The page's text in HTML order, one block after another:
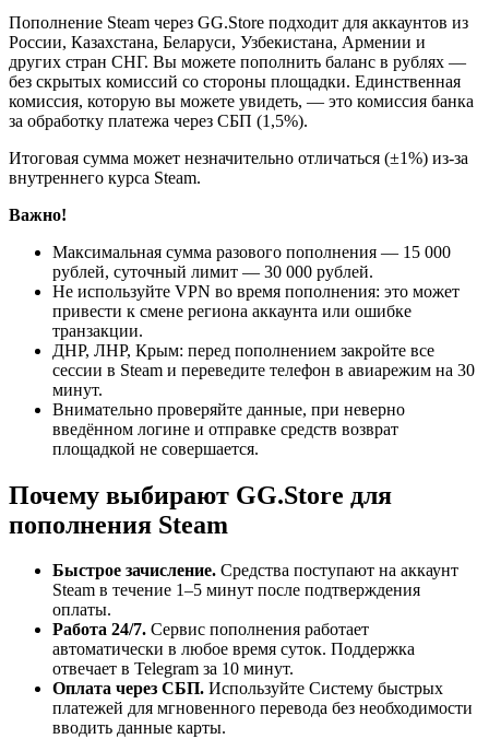
Пополнение Steam через GG.Store подходит для аккаунтов из
России, Казахстана, Беларуси, Узбекистана, Армении и
других стран СНГ. Вы можете пополнить баланс в рублях —
без скрытых комиссий со стороны площадки. Единственная
комиссия, которую вы можете увидеть, — это комиссия банка
за обработку платежа через СБП (1,5%).
Итоговая сумма может незначительно отличаться (±1%) из-за
внутреннего курса Steam.
Важно!
Максимальная сумма разового пополнения — 15 000
рублей, суточный лимит — 30 000 рублей.
Не используйте VPN во время пополнения: это может
привести к смене региона аккаунта или ошибке
транзакции.
ДНР, ЛНР, Крым: перед пополнением закройте все
сессии в Steam и переведите телефон в авиарежим на 30
минут.
Внимательно проверяйте данные, при неверно
введённом логине и отправке средств возврат
площадкой не совершается.
Почему выбирают GG.Store для
пополнения Steam
Быстрое зачисление. Средства поступают на аккаунт
Steam в течение 1–5 минут после подтверждения
оплаты.
Работа 24/7. Сервис пополнения работает
автоматически в любое время суток. Поддержка
отвечает в Telegram за 10 минут.
Оплата через СБП. Используйте Систему быстрых
платежей для мгновенного перевода без необходимости
вводить данные карты.